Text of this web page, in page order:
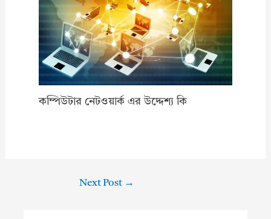
কম্পিউটার নেটওয়ার্ক এর উদ্দেশ্য কি
Next Post →